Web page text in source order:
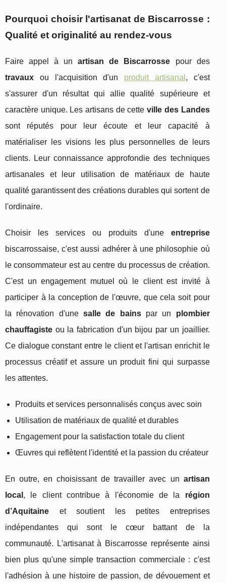
Pourquoi choisir l'artisanat de Biscarrosse :
Qualité et originalité au rendez-vous
Faire appel à unartisan de Biscarrosse pour des
travaux ou l'acquisition d'un produit artisanal , c'est
s'assurer d'un résultat qui allie qualité supérieure et
caractère unique. Les artisans de cetteville des Landes
sont réputés pour leur écoute et leur capacité à
matérialiser les visions les plus personnelles de leurs
clients. Leur connaissance approfondie des techniques
artisanales et leur utilisation de matériaux de haute
qualité garantissent des créations durables qui sortent de
l'ordinaire.
Choisir les services ou produits d'une entreprise
biscarrossaise, c'est aussi adhérer à une philosophie où
le consommateur est au centre du processus de création.
C'est un engagement mutuel où le client est invité à
participer à la conception de l'œuvre, que cela soit pour
la rénovation d'une salle de bainspar un plombier
chauffagiste ou la fabrication d'un bijou par un joaillier.
Ce dialogue constant entre le client et l'artisan enrichit le
processus créatif et assure un produit fini qui surpasse
les attentes.
Produits et services personnalisés conçus avec soin
Utilisation de matériaux de qualité et durables
Engagement pour la satisfaction totale du client
Œuvres qui reflètent l'identité et la passion du créateur
En outre, en choisissant de travailler avec un artisan
local , le client contribue à l'économie de la région
d’Aquitaine et soutient les petites entreprises
indépendantes qui sont le cœur battant de la
communauté. L'artisanat à Biscarrosse représente ainsi
bien plus qu'une simple transaction commerciale : c'est
l'adhésion à une histoire de passion, de dévouement et